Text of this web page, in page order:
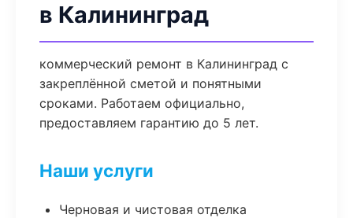
в Калининград
коммерческий ремонт в Калининград с
закреплённой сметой и понятными
сроками. Работаем официально,
предоставляем гарантию до 5 лет.
Наши услуги
Черновая и чистовая отделка